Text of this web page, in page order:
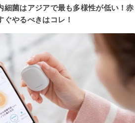
細菌はアジアで最も多様性が低い！赤
ぐやるべきはコレ！